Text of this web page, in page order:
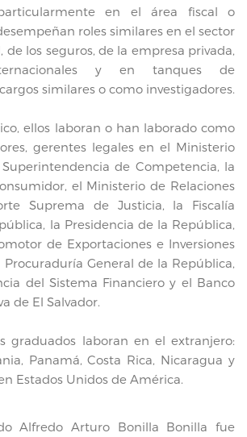
particularmente en el área fiscal o
roles similares en el sector
de los seguros, de la empresa privada,
y en tanques de
similares o como investigadores.
ellos laboran o han laborado como
gerentes legales en el Ministerio
de Competencia, la
el Ministerio de Relaciones
Suprema de Justicia, la Fiscalía
la Presidencia de la República,
de Exportaciones e Inversiones
Procuraduría General de la República,
del Sistema Financiero y el Banco
de El Salvador.
graduados laboran en el extranjero:
Panamá, Costa Rica, Nicaragua y
Estados Unidos de América.
Alfredo Arturo Bonilla Bonilla fue